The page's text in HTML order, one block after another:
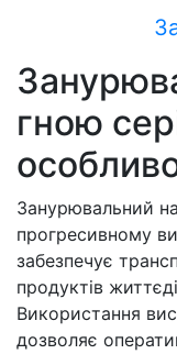
гною
Занурювальний
прогресивному
забезпечує
продуктів
Використання
дозволяє